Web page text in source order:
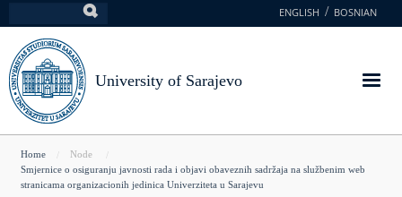
to
main
content
ENGLISH BOSNIAN
University of Sarajevo
You
are
Home
Node
Smjernice o osiguranju javnosti rada i objavi obaveznih sadržaja na službenim web
stranicama organizacionih jedinica Univerziteta u Sarajevu